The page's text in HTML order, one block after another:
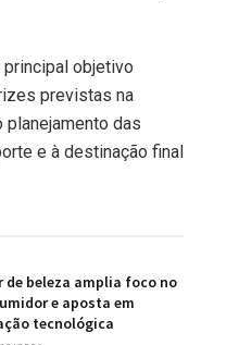
objetivo
previstas na
das
e à destinação final
de beleza amplia foco no
e aposta em
tecnológica